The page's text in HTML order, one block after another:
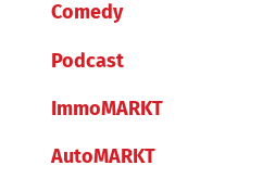
Comedy
Podcast
ImmoMARKT
AutoMARKT